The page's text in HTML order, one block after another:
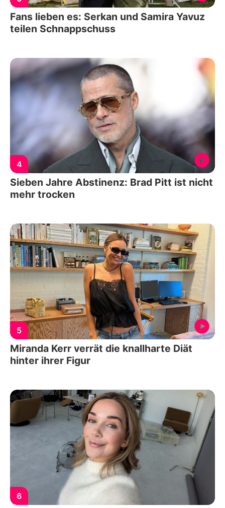
Fans lieben es: Serkan und Samira Yavuz
teilen Schnappschuss
4
Sieben Jahre Abstinenz: Brad Pitt ist nicht
mehr trocken
5
Miranda Kerr verrät die knallharte Diät
hinter ihrer Figur
6